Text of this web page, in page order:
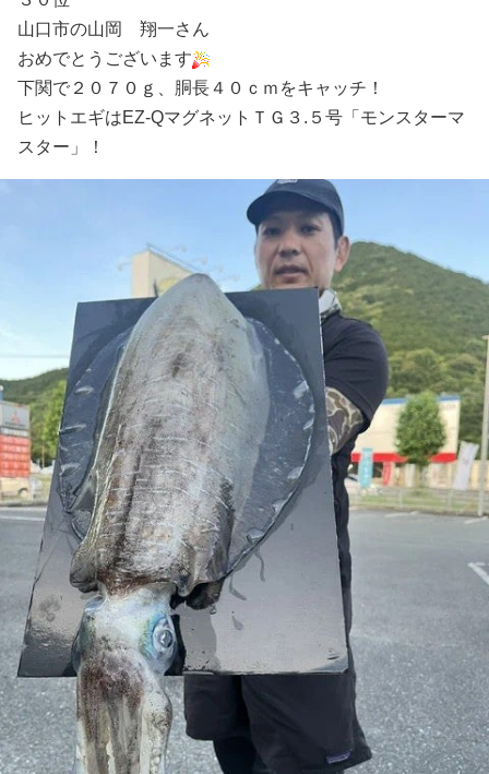
山口市の山岡 翔一さん
おめでとうございます
下関で２０７０ｇ、胴長４０ｃｍをキャッチ！
ヒットエギはEZ-QマグネットＴＧ３.５号「モンスターマ
スター」！